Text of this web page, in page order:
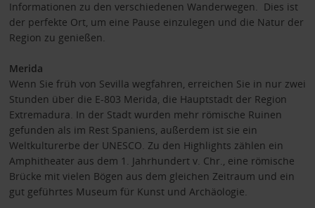
Informationen zu den verschiedenen Wanderwegen. Dies ist
der perfekte Ort, um eine Pause einzulegen und die Natur der
Region zu genießen.
Merida
Wenn Sie früh von Sevilla wegfahren, erreichen Sie in nur zwei
Stunden über die E-803 Merida, die Hauptstadt der Region
Extremadura. In der Stadt wurden mehr römische Ruinen
gefunden als im Rest Spaniens, außerdem ist sie ein
Weltkulturerbe der UNESCO. Zu den Highlights zählen ein
Amphitheater aus dem 1. Jahrhundert v. Chr., eine römische
Brücke mit vielen Bögen aus dem gleichen Zeitraum und ein
gut geführtes Museum für Kunst und Archäologie.